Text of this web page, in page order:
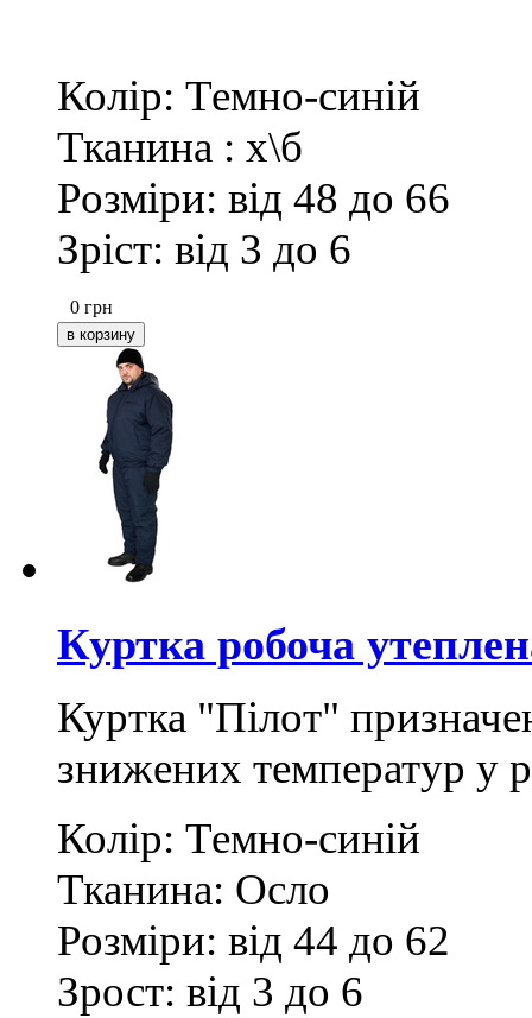
Колір: Темно-синій
Тканина : х\б
Розміри: від 48 до 66
Зріст: від 3 до 6
0 грн
Куртка робоча
Куртка "Пілот"
знижених температур у
Колір: Темно-синій
Тканина: Осло
Розміри: від 44 до 62
Зрост: від 3 до 6